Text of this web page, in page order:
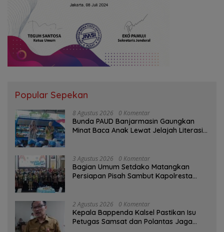
Popular Sepekan
8 Agustus 2026 0 Komentar
Bunda PAUD Banjarmasin Gaungkan
Minat Baca Anak Lewat Jelajah Literasi
3 Agustus 2026 0 Komentar
Bagian Umum Setdako Matangkan
Persiapan Pisah Sambut Kapolresta
2 Agustus 2026 0 Komentar
Kepala Bappenda Kalsel Pastikan Isu
Petugas Samsat dan Polantas Jaga